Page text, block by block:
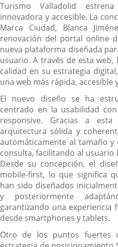
Turismo Valladolid
innovadora y accesible. La
Marca Ciudad, Blanca
renovación del portal online
nueva plataforma diseñada
usuario. A través de esta
calidad en su estrategia
una web más rápida, accesible
El nuevo diseño se ha
centrado en la usabilidad
responsive. Gracias a
arquitectura sólida y
automáticamente al tamaño y
consulta, facilitando al usuario
Desde su concepción, el
mobile-first, lo que significa
han sido diseñados
y posteriormente
garantizando una experiencia
desde smartphones y tablets.
Otro de los puntos fuertes